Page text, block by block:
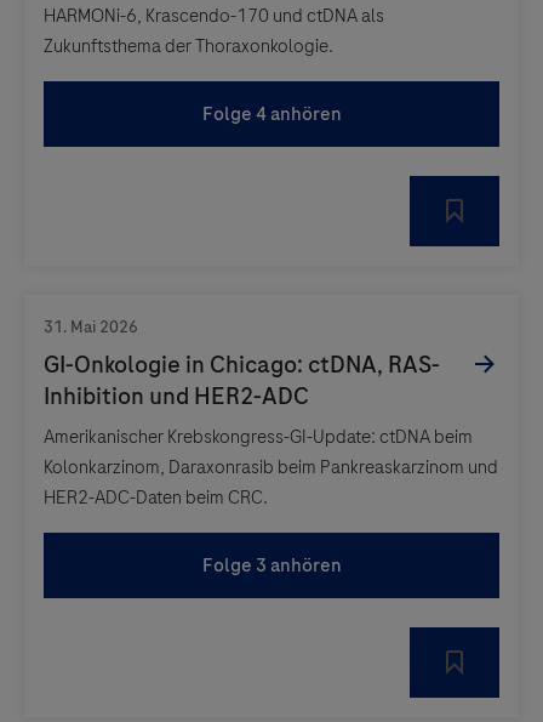
HARMONi-6, Krascendo-170 und ctDNA als
Zukunftsthema der Thoraxonkologie.
Folge 4 anhören
Amerikanischer Krebskongress-GI-Update: ctDNA beim
Kolonkarzinom, Daraxonrasib beim Pankreaskarzinom und
HER2-ADC-Daten beim CRC.
Folge 3 anhören